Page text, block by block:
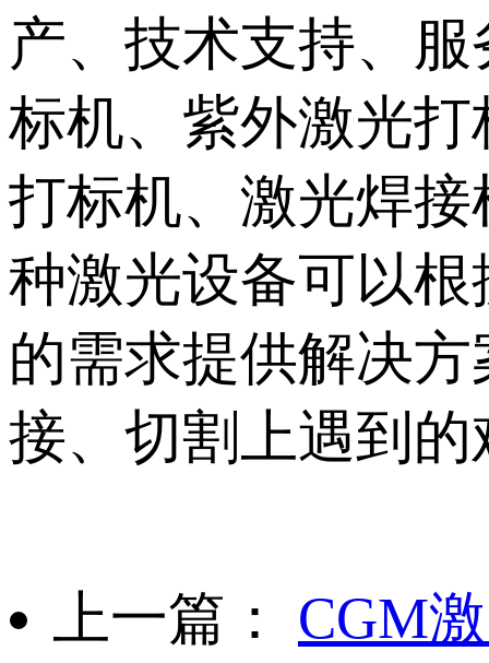
产、技术支持、
标机、紫外激光
打标机、激光焊
种激光设备可以
的需求提供解决
接、切割上遇到
上一篇：
CGM